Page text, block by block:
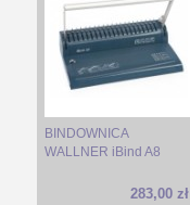
BINDOWNICA
WALLNER iBind A8
283,00 zł